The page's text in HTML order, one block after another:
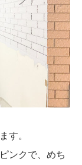
す。
ンクで、めち